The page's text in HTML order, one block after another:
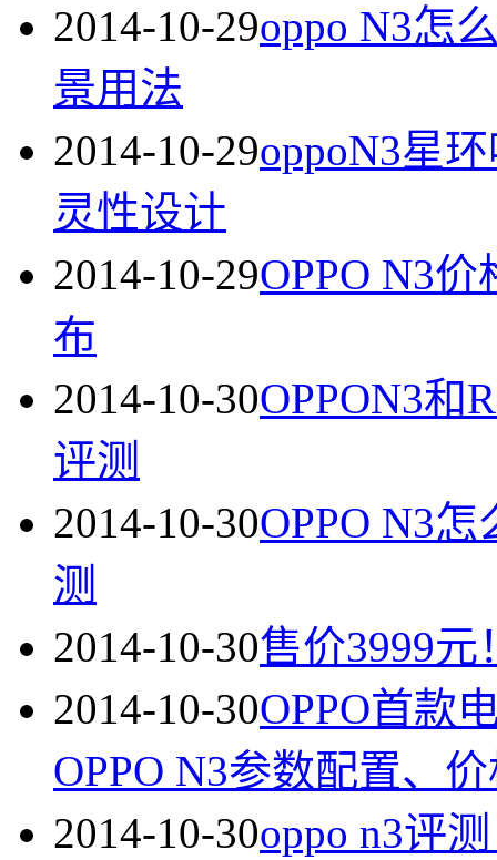
2014-10-29oppo N3怎
景用法
2014-10-29oppoN3星
灵性设计
2014-10-29OPPO N3
布
2014-10-30OPPON3和
评测
2014-10-30OPPO N3
测
2014-10-30售价3999元
2014-10-30OPPO首款
OPPO N3参数配置、
2014-10-30oppo n3评